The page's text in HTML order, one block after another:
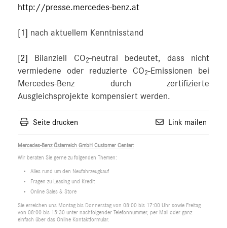
http://presse.mercedes-benz.at
[1] nach aktuellem Kenntnisstand
[2] Bilanziell CO2-neutral bedeutet, dass nicht
vermiedene oder reduzierte CO2-Emissionen bei
Mercedes-Benz durch zertifizierte
Ausgleichsprojekte kompensiert werden.
Seite drucken Link mailen
Mercedes-Benz Österreich GmbH Customer Center:
Wir beraten Sie gerne zu folgenden Themen:
Alles rund um den Neufahrzeugkauf
Fragen zu Leasing und Kredit
Online Sales & Store
Sie erreichen uns Montag bis Donnerstag von 08:00 bis 17:00 Uhr sowie Freitag
von 08:00 bis 15:30 unter nachfolgender Telefonnummer, per Mail oder ganz
einfach über das Online Kontaktformular.